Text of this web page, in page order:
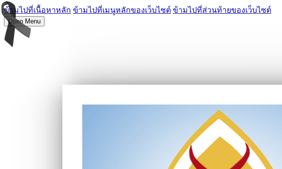
ข้ามไปที่เนื้อหาหลัก ข้ามไปที่เมนูหลักของเว็บไซต์ ข้ามไปที่ส่วนท้ายของเว็บไซต์
Open Menu